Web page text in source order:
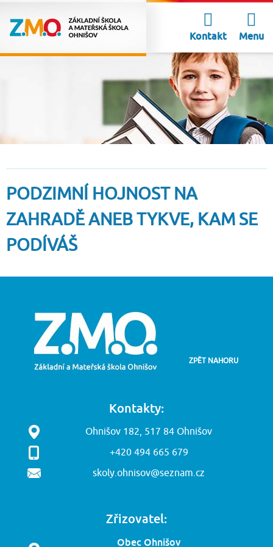
Menu
Kontakt
PODZIMNÍ HOJNOST NA
ZAHRADĚ ANEB TYKVE, KAM SE
PODÍVÁŠ
Kontakty:
Ohnišov 182, 517 84 Ohnišov
+420 494 665 679
skoly.ohnisov@seznam.cz
Zřizovatel:
Obec Ohnišov
ZPĚT NAHORU